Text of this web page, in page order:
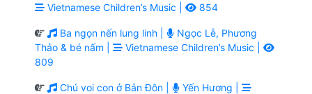
Vietnamese Children’s Music |
854
Ba ngọn nến lung linh |
Ngọc Lễ, Phương
Thảo & bé nấm |
Vietnamese Children’s Music |
809
Chú voi con ở Bản Đôn |
Yến Hương |